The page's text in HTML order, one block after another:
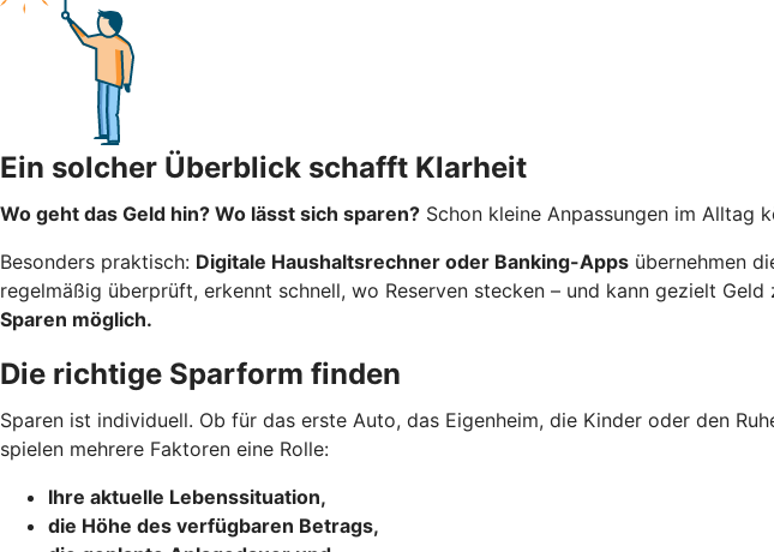
Ein solcher Überblick schafft Klarheit
Wo geht das Geld hin? Wo lässt sich sparen? Schon kleine Anpassungen im Alltag
Besonders praktisch: Digitale Haushaltsrechner oder Banking-Apps übernehmen
regelmäßig überprüft, erkennt schnell, wo Reserven stecken – und kann gezielt Geld
Sparen möglich.
Die richtige Sparform finden
Sparen ist individuell. Ob für das erste Auto, das Eigenheim, die Kinder oder den
spielen mehrere Faktoren eine Rolle:
Ihre aktuelle Lebenssituation,
die Höhe des verfügbaren Betrags,